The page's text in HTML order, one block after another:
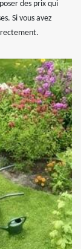
des prix qui
Si vous avez